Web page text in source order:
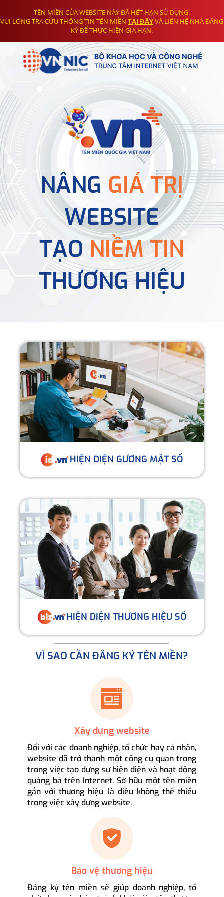
TÊN MIỀN CỦA WEBSITE NÀY ĐÃ HẾT HẠN SỬ DỤNG.
VUI LÒNG TRA CỨU THÔNG TIN TÊN MIỀN TẠI ĐÂYVÀ LIÊN HỆ NHÀ ĐĂNG
KÝ ĐỂ THỰC HIỆN GIA HẠN.
NÂNG GIÁ TRỊ
WEBSITE
TẠONIỀM TIN
THƯƠNG HIỆU
HIỆN DIỆN GƯƠNG MẶT SỐ
HIỆN DIỆN THƯƠNG HIỆU SỐ
VÌ SAO CẦN ĐĂNG KÝ TÊN MIỀN?
Xây dựng website
Đối với các doanh nghiệp, tổ chức hay cá nhân,
website đã trở thành một công cụ quan trọng
trong việc tạo dựng sự hiện diện và hoạt động
quảng bá trên Internet. Sở hữu một tên miền
gắn với thương hiệu là điều không thể thiếu
trong việc xây dựng website.
Bảo vệ thương hiệu
Đăng ký tên miền sẽ giúp doanh nghiệp, tổ